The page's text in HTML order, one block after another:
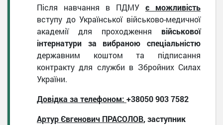
Після навчання в ПДМУ є можливість
вступу до Української військово-медичної
академії для проходження військової
інтернатури
за вибраною спеціальністю
державним коштом та підписання
контракту для служби в Збройних Силах
України.
Довідка за телефоном: +38050 903 7582
Артур Євгенович ПРАСОЛОВ,заступник